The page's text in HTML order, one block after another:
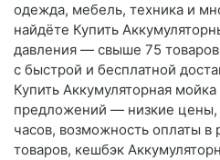
одежда, мебель, техника и
найдёте Купить
давления — свыше 75
с быстрой и бесплатной
Купить Аккумуляторная
предложений — низкие цены,
часов, возможность оплаты в
товаров, кешбэк